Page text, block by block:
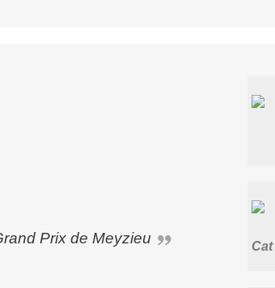
Grand Prix de Meyzieu Cat